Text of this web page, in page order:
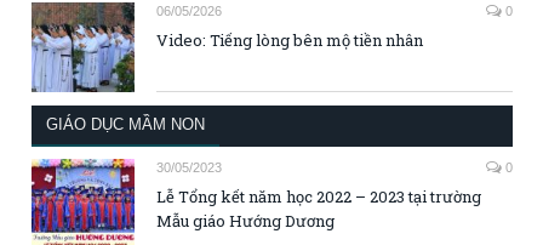
06/05/2026 0
Video: Tiếng lòng bên mộ tiền nhân
GIÁO DỤC MẦM NON
30/05/2023 0
Lễ Tổng kết năm học 2022 – 2023 tại trường
Mẫu giáo Hướng Dương